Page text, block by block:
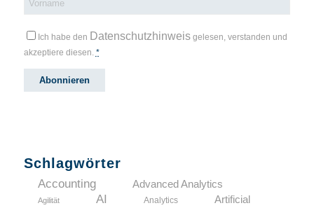
Ich habe den Datenschutzhinweisgelesen, verstanden und
akzeptiere diesen. *
Schlagwörter
Accounting Advanced Analytics
Agilität AI Analytics
Artificial